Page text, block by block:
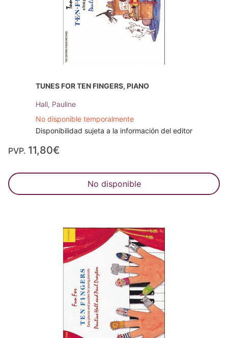
TUNES FOR TEN FINGERS, PIANO
Hall, Pauline
No disponible temporalmente
Disponibilidad sujeta a la información del editor
PVP. 11,80€
No disponible